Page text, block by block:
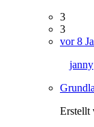
3
3
vor 8
janny
Erstellt